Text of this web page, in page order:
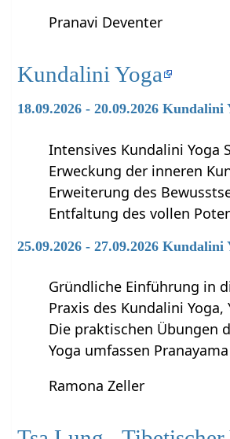
Pranavi Deventer
Kundalini Yoga
18.09.2026 - 20.09.2026
Intensives Kundalini Yoga
Erweckung der inneren
Erweiterung des
Entfaltung des vollen
25.09.2026 - 27.09.2026
Gründliche Einführung in
Praxis des Kundalini Yoga,
Die praktischen Übungen
Yoga umfassen
Ramona Zeller